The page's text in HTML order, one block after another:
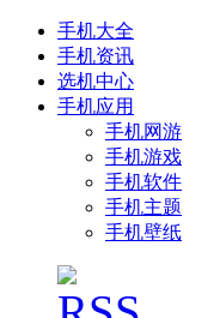
手机大全
手机资讯
选机中心
手机应用
手机网游
手机游戏
手机软件
手机主题
手机壁纸